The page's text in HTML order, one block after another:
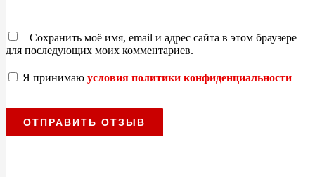
Сохранить моё имя, email и адрес сайта в этом браузере
для последующих моих комментариев.
Я принимаю условия политики конфиденциальности